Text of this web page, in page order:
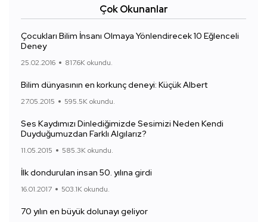
Çok Okunanlar
Çocukları Bilim İnsanı Olmaya Yönlendirecek 10 Eğlenceli
Deney
25.02.2016 817.6K okundu.
Bilim dünyasının en korkunç deneyi: Küçük Albert
27.05.2015 595.5K okundu.
Ses Kaydımızı Dinlediğimizde Sesimizi Neden Kendi
Duyduğumuzdan Farklı Algılarız?
11.05.2015 585.3K okundu.
İlk dondurulan insan 50. yılına girdi
16.01.2017 503.1K okundu.
70 yılın en büyük dolunayı geliyor